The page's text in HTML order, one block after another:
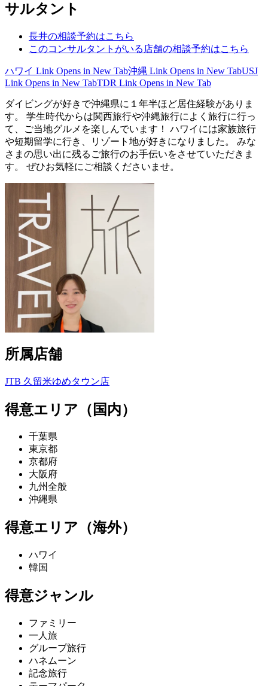
サルタント
長井の相談予約はこちら
このコンサルタントがいる店舗の相談予約はこちら
ハワイ Link Opens in New Tab沖縄 Link Opens in New TabUSJ
Link Opens in New TabTDR Link Opens in New Tab
ダイビングが好きで沖縄県に１年半ほど居住経験がありま
す。 学生時代からは関西旅行や沖縄旅行によく旅行に行っ
て、ご当地グルメを楽しんでいます！ ハワイには家族旅行
や短期留学に行き、リゾート地が好きになりました。 みな
さまの思い出に残るご旅行のお手伝いをさせていただきま
す。 ぜひお気軽にご相談くださいませ。
所属店舗
JTB 久留米ゆめタウン店
得意エリア（国内）
千葉県
東京都
京都府
大阪府
九州全般
沖縄県
得意エリア（海外）
ハワイ
韓国
得意ジャンル
ファミリー
一人旅
グループ旅行
ハネムーン
記念旅行